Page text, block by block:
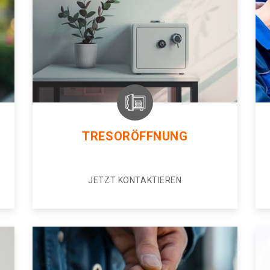
TRESORÖFFNUNG
JETZT KONTAKTIEREN